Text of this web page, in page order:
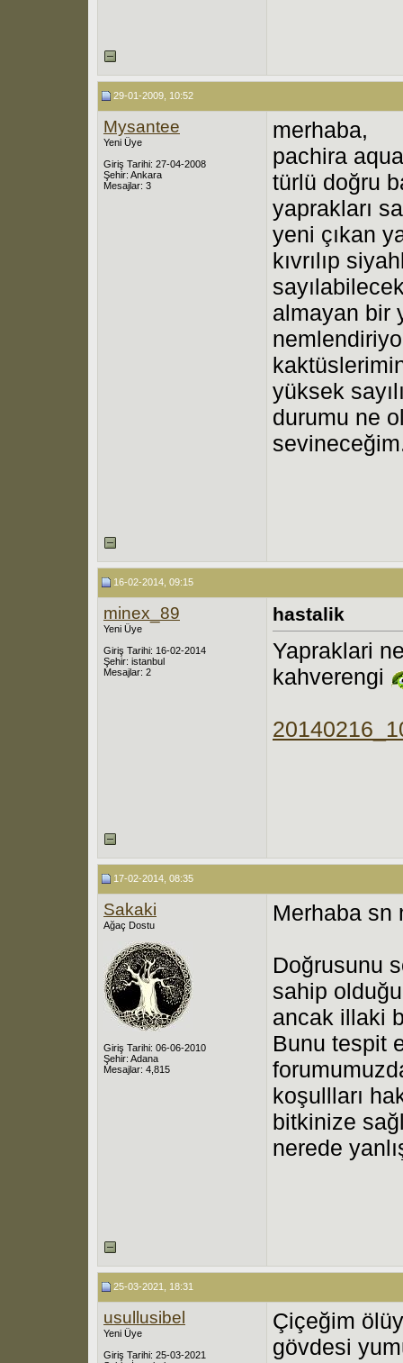
29-01-2009, 10:52
Mysantee
Yeni Üye
Giriş Tarihi: 27-04-2008
Şehir: Ankara
Mesajlar: 3
merhaba,
pachira
türlü doğru
yaprakları
yeni çıkan
kıvrılıp
almayan bir
yüksek
durumu ne
16-02-2014, 09:15
minex_89
Yeni Üye
Giriş Tarihi: 16-02-2014
Şehir: istanbul
Mesajlar: 2
hastalik
Yapraklari
kahverengi
17-02-2014, 08:35
Sakaki
Ağaç Dostu
Giriş Tarihi: 06-06-2010
Şehir: Adana
Mesajlar: 4,815
Merhaba sn
Doğrusunu
sahip
ancak illaki
Bunu tespit
koşullları
bitkinize
nerede
25-03-2021, 18:31
usullusibel
Yeni Üye
Giriş Tarihi: 25-03-2021
Çiçeğim
gövdesi